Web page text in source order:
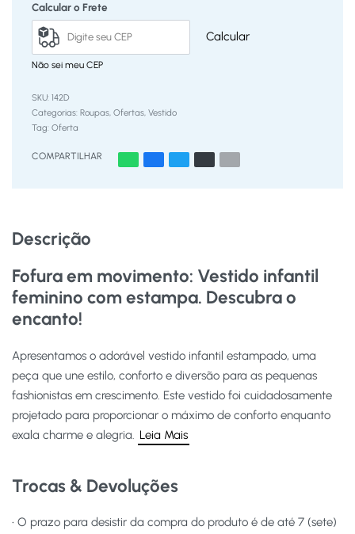
Calcular o Frete
Calcular
Não sei meu CEP
142D
Categorias: Roupas, Ofertas, Vestido
Tag: Oferta
COMPARTILHAR
Descrição
Fofura em movimento: Vestido infantil
feminino com estampa. Descubra o
encanto!
Apresentamos o adorável vestido infantil estampado, uma
peça que une estilo, conforto e diversão para as pequenas
fashionistas em crescimento. Este vestido foi cuidadosamente
projetado para proporcionar o máximo de conforto enquanto
exala charme e alegria. Leia Mais
Trocas & Devoluções
• O prazo para desistir da compra do produto é de até 7 (sete)